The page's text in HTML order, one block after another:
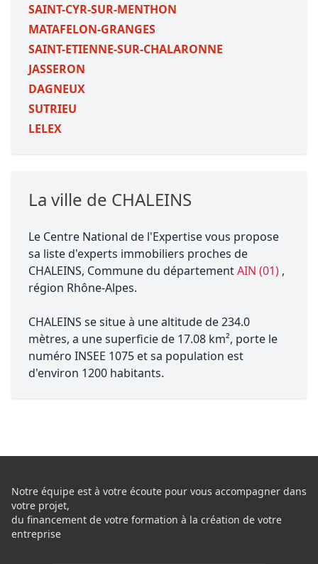
SAINT-CYR-SUR-MENTHON
MATAFELON-GRANGES
SAINT-ETIENNE-SUR-CHALARONNE
JASSERON
DAGNEUX
SUTRIEU
LELEX
La ville de CHALEINS
Le Centre National de l'Expertise vous propose
sa liste d'experts immobiliers proches de
CHALEINS, Commune du départementAIN (01) ,
région Rhône-Alpes.
CHALEINS se situe à une altitude de 234.0
mètres, a une superficie de 17.08 km², porte le
numéro INSEE 1075 et sa population est
d'environ 1200 habitants.
Notre équipe est à votre écoute pour vous accompagner dans
votre projet,
du financement de votre formation à la création de votre
entreprise